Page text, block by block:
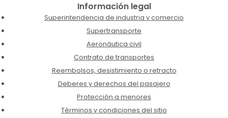
Información legal
Superintendencia de industria y comercio
Supertransporte
Aeronáutica civil
Contrato de transportes
Reembolsos, desistimiento o retracto
Deberes y derechos del pasajero
Protección a menores
Términos y condiciones del sitio